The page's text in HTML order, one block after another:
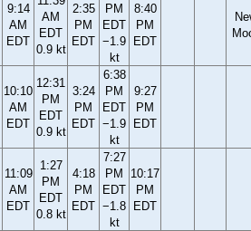
9:14
AM
EDT
AM
EDT
0.9 kt
2:35
PM
EDT
PM
EDT
−1.9
kt
8:40
PM
EDT
10:10
AM
EDT
12:31
PM
EDT
0.9 kt
3:24
PM
EDT
6:38
PM
EDT
−1.9
kt
9:27
PM
EDT
11:09
AM
EDT
1:27
PM
EDT
0.8 kt
4:18
PM
EDT
7:27
PM
EDT
−1.8
kt
10:17
PM
EDT